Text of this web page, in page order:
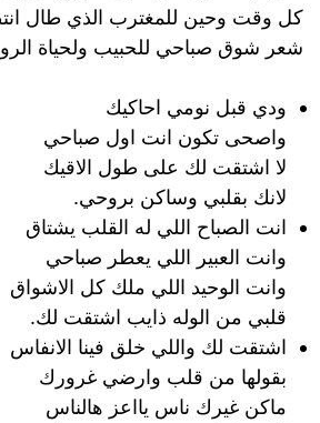
كل وقت وحين للمغترب الذي طال
شعر شوق صباحي للحبيب ولحياة
ودي قبل نومي احاكيك
واصحى تكون انت اول صباحي
لا اشتقت لك على طول الاقيك
لانك بقلبي وساكن بروحي.
انت الصباح اللي له القلب يشتاق
وانت العبير اللي يعطر صباحي
وانت الوحيد اللي ملك كل الاشواق
قلبي من الوله ذايب اشتقت لك.
اشتقت لك واللي خلق فينا الانفاس
بقولها من قلب وارضي غرورك
ماكن غيرك ناس يااعز هالناس